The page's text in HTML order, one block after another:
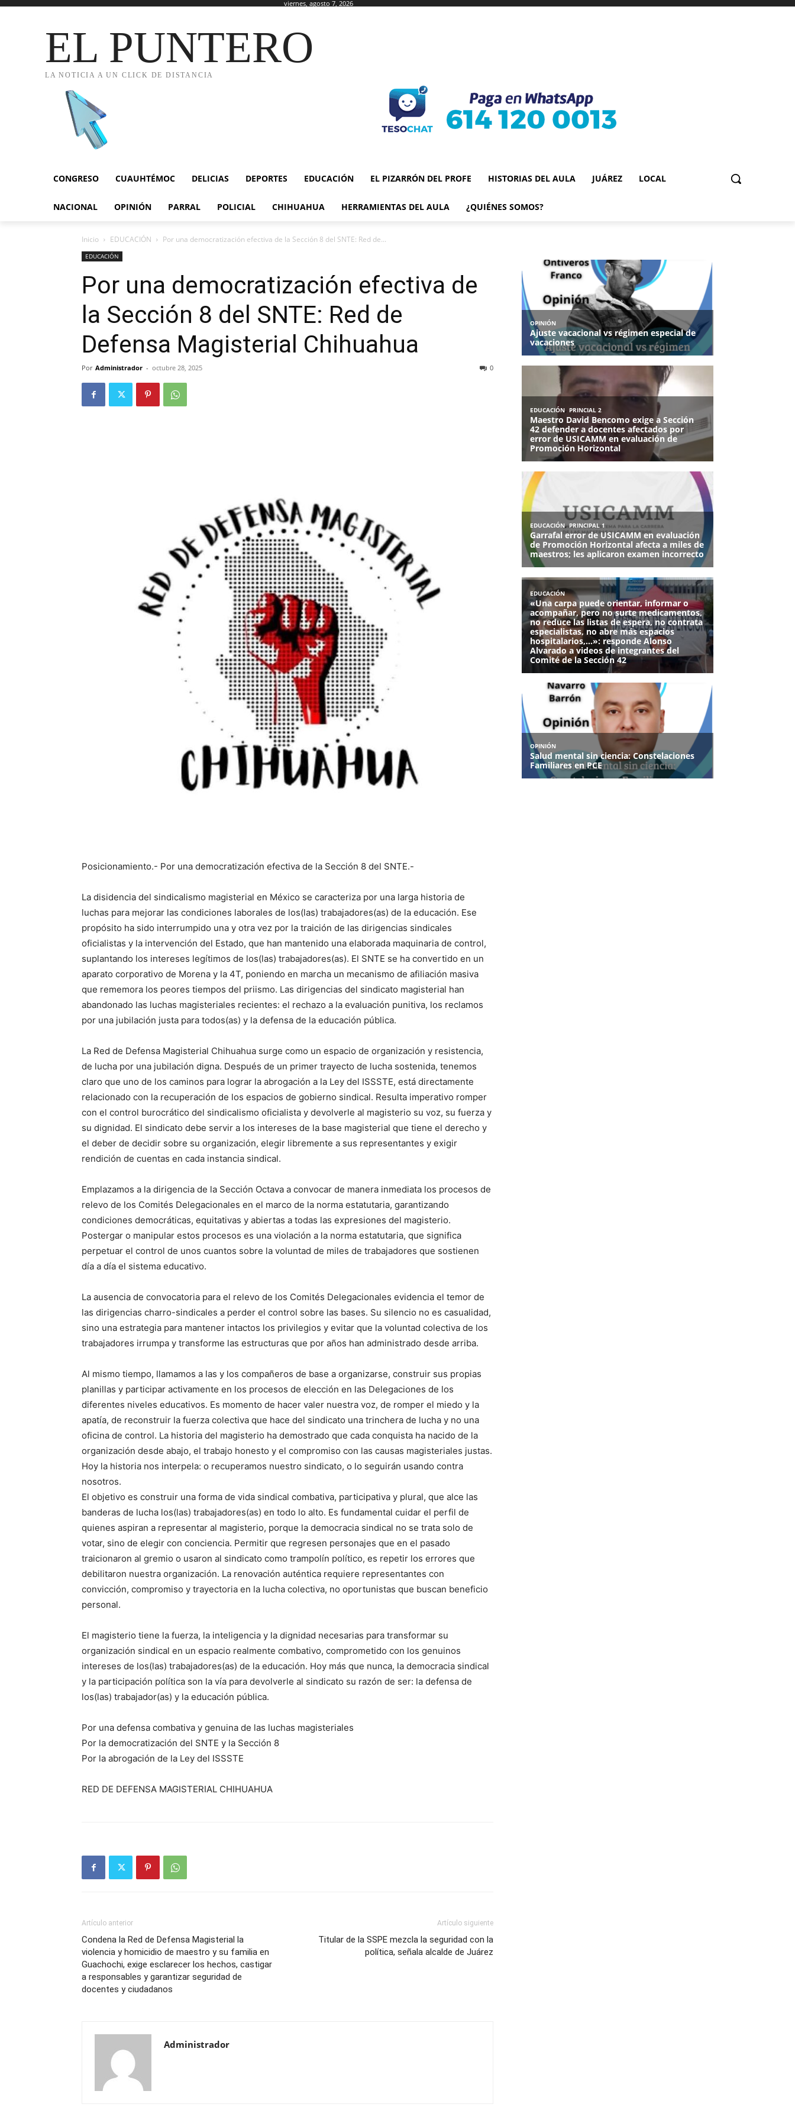
viernes, agosto 7, 2026
EL PUNTERO
LA NOTICIA A UN CLICK DE DISTANCIA
CONGRESO CUAUHTÉMOC DELICIAS DEPORTES EDUCACIÓN EL PIZARRÓN DEL PROFE HISTORIAS DEL AULA JUÁREZ LOCAL
NACIONAL OPINIÓN PARRAL POLICIAL CHIHUAHUA HERRAMIENTAS DEL AULA ¿QUIÉNES SOMOS?
Inicio EDUCACIÓN Por una democratización efectiva de la Sección 8 del SNTE: Red de...
EDUCACIÓN
Por una democratización efectiva de
la Sección 8 del SNTE: Red de
Defensa Magisterial Chihuahua
Por Administrador - octubre 28, 2025 0
Posicionamiento.- Por una democratización efectiva de la Sección 8 del SNTE.-
La disidencia del sindicalismo magisterial en México se caracteriza por una larga historia de
luchas para mejorar las condiciones laborales de los(las) trabajadores(as) de la educación. Ese
propósito ha sido interrumpido una y otra vez por la traición de las dirigencias sindicales
oficialistas y la intervención del Estado, que han mantenido una elaborada maquinaria de control,
suplantando los intereses legítimos de los(las) trabajadores(as). El SNTE se ha convertido en un
aparato corporativo de Morena y la 4T, poniendo en marcha un mecanismo de afiliación masiva
que rememora los peores tiempos del priismo. Las dirigencias del sindicato magisterial han
abandonado las luchas magisteriales recientes: el rechazo a la evaluación punitiva, los reclamos
por una jubilación justa para todos(as) y la defensa de la educación pública.
La Red de Defensa Magisterial Chihuahua surge como un espacio de organización y resistencia,
de lucha por una jubilación digna. Después de un primer trayecto de lucha sostenida, tenemos
claro que uno de los caminos para lograr la abrogación a la Ley del ISSSTE, está directamente
relacionado con la recuperación de los espacios de gobierno sindical. Resulta imperativo romper
con el control burocrático del sindicalismo oficialista y devolverle al magisterio su voz, su fuerza y
su dignidad. El sindicato debe servir a los intereses de la base magisterial que tiene el derecho y
el deber de decidir sobre su organización, elegir libremente a sus representantes y exigir
rendición de cuentas en cada instancia sindical.
Emplazamos a la dirigencia de la Sección Octava a convocar de manera inmediata los procesos de
relevo de los Comités Delegacionales en el marco de la norma estatutaria, garantizando
condiciones democráticas, equitativas y abiertas a todas las expresiones del magisterio.
Postergar o manipular estos procesos es una violación a la norma estatutaria, que significa
perpetuar el control de unos cuantos sobre la voluntad de miles de trabajadores que sostienen
día a día el sistema educativo.
La ausencia de convocatoria para el relevo de los Comités Delegacionales evidencia el temor de
las dirigencias charro-sindicales a perder el control sobre las bases. Su silencio no es casualidad,
sino una estrategia para mantener intactos los privilegios y evitar que la voluntad colectiva de los
trabajadores irrumpa y transforme las estructuras que por años han administrado desde arriba.
Al mismo tiempo, llamamos a las y los compañeros de base a organizarse, construir sus propias
planillas y participar activamente en los procesos de elección en las Delegaciones de los
diferentes niveles educativos. Es momento de hacer valer nuestra voz, de romper el miedo y la
apatía, de reconstruir la fuerza colectiva que hace del sindicato una trinchera de lucha y no una
oficina de control. La historia del magisterio ha demostrado que cada conquista ha nacido de la
organización desde abajo, el trabajo honesto y el compromiso con las causas magisteriales justas.
Hoy la historia nos interpela: o recuperamos nuestro sindicato, o lo seguirán usando contra
nosotros.
El objetivo es construir una forma de vida sindical combativa, participativa y plural, que alce las
banderas de lucha los(las) trabajadores(as) en todo lo alto. Es fundamental cuidar el perfil de
quienes aspiran a representar al magisterio, porque la democracia sindical no se trata solo de
votar, sino de elegir con conciencia. Permitir que regresen personajes que en el pasado
traicionaron al gremio o usaron al sindicato como trampolín político, es repetir los errores que
debilitaron nuestra organización. La renovación auténtica requiere representantes con
convicción, compromiso y trayectoria en la lucha colectiva, no oportunistas que buscan beneficio
personal.
El magisterio tiene la fuerza, la inteligencia y la dignidad necesarias para transformar su
organización sindical en un espacio realmente combativo, comprometido con los genuinos
intereses de los(las) trabajadores(as) de la educación. Hoy más que nunca, la democracia sindical
y la participación política son la vía para devolverle al sindicato su razón de ser: la defensa de
los(las) trabajador(as) y la educación pública.
Por una defensa combativa y genuina de las luchas magisteriales
Por la democratización del SNTE y la Sección 8
Por la abrogación de la Ley del ISSSTE
RED DE DEFENSA MAGISTERIAL CHIHUAHUA
Artículo anterior
Condena la Red de Defensa Magisterial la
violencia y homicidio de maestro y su familia en
Guachochi, exige esclarecer los hechos, castigar
a responsables y garantizar seguridad de
docentes y ciudadanos
Artículo siguiente
Titular de la SSPE mezcla la seguridad con la
política, señala alcalde de Juárez
Administrador